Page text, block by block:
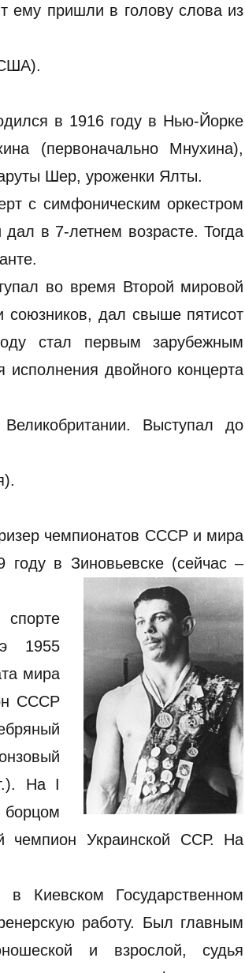
ему пришли в голову слова из
в 1916 году в Нью-Йорке
(первоначально Мнухина),
Шер, уроженки Ялты.
с симфоническим оркестром
в 7-летнем возрасте. Тогда
во время Второй мировой
союзников, дал свыше пятисот
стал первым зарубежным
двойного концерта
Выступал до
чемпионатов СССР и мира
в Зиновьевске (сейчас –
спорте
1955
мира
СССР
На I
чемпион Украинской ССР. На
Киевском Государственном
работу. Был главным
и взрослой, судья